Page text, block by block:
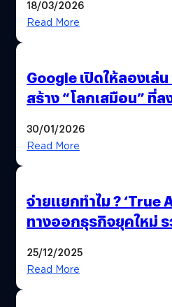
18/03/2026
Read More
Google เปิดให้ลองเล่น
สร้าง “โลกเสมือน” ที่ล
30/01/2026
Read More
จ่ายแยกทำไม ? ‘True
ทางออกธุรกิจยุคใหม่ ร
25/12/2025
Read More